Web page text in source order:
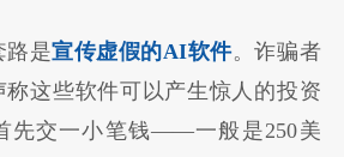
路是宣传虚假的AI软件。诈骗者
称这些软件可以产生惊人的投资
先交一小笔钱——一般是250美